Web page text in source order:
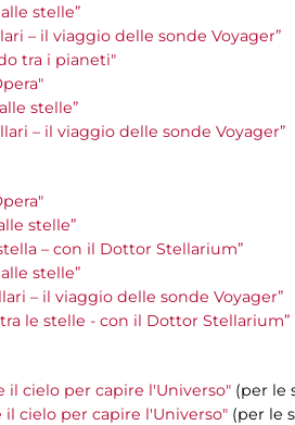
stelle”
– il viaggio delle sonde Voyager”
tra i pianeti"
stelle”
– il viaggio delle sonde Voyager”
stelle”
– con il Dottor Stellarium”
stelle”
– il viaggio delle sonde Voyager”
tra le stelle - con il Dottor Stellarium”
il cielo per capire l'Universo" (per le
il cielo per capire l'Universo" (per le